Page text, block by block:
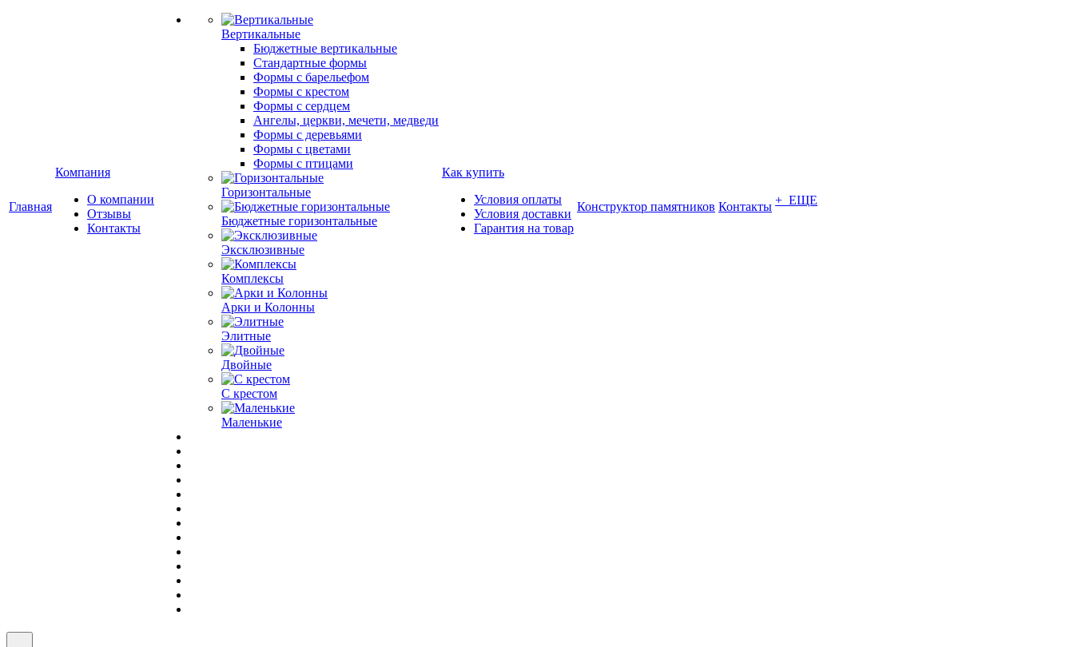
Главная
Компания
О компании
Отзывы
Контакты
Вертикальные
Бюджетные вертикальные
Стандартные формы
Формы с барельефом
Формы с крестом
Формы с сердцем
Ангелы, церкви, мечети, медведи
Формы с деревьями
Формы с цветами
Формы с птицами
Горизонтальные
Бюджетные горизонтальные
Эксклюзивные
Комплексы
Арки и Колонны
Элитные
Двойные
С крестом
Маленькие
Как купить
Условия оплаты
Условия доставки
Гарантия на товар
Конструктор памятников Контакты + ЕЩЕ